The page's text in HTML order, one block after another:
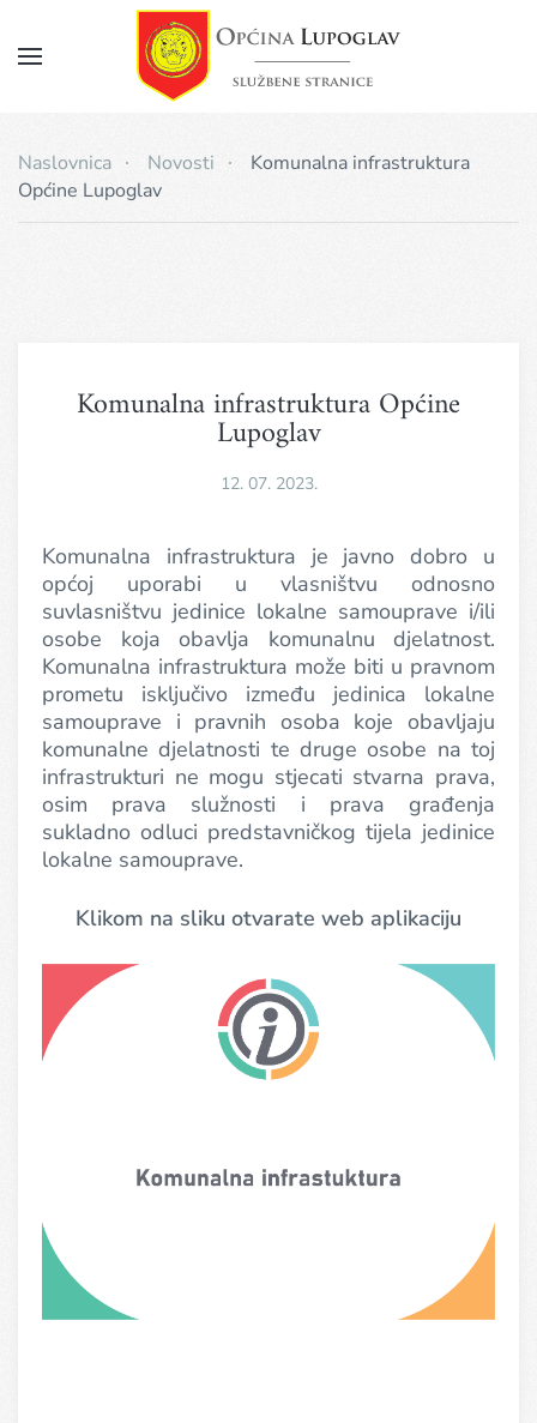
Ova
web
sustav
pristupačnosti.
content
Naslovnica Novosti
Komunalna infrastruktura
Općine Lupoglav
Komunalna infrastruktura Općine
Lupoglav
12. 07. 2023.
Komunalna infrastruktura je javno dobro u
općoj uporabi u vlasništvu odnosno
suvlasništvu jedinice lokalne samouprave i/ili
osobe koja obavlja komunalnu djelatnost.
Komunalna infrastruktura može biti u pravnom
prometu isključivo između jedinica lokalne
samouprave i pravnih osoba koje obavljaju
komunalne djelatnosti te druge osobe na toj
infrastrukturi ne mogu stjecati stvarna prava,
osim prava služnosti i prava građenja
sukladno odluci predstavničkog tijela jedinice
lokalne samouprave.
Klikom na sliku otvarate web aplikaciju